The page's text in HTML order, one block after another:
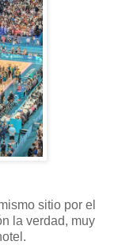
sitio por el
la verdad, muy